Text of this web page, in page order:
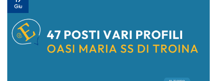
Giu